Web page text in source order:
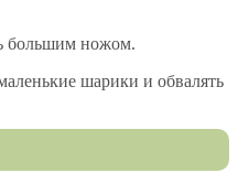
большим ножом.
шарики и обвалять